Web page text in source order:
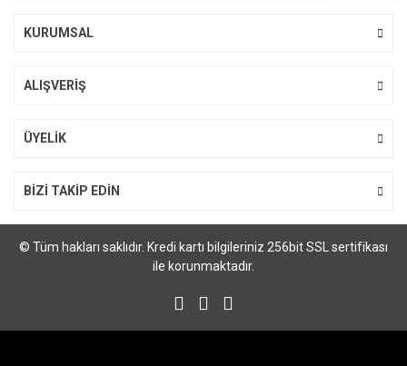
KURUMSAL
ALIŞVERİŞ
ÜYELİK
BİZİ TAKİP EDİN
© Tüm hakları saklıdır. Kredi kartı bilgileriniz 256bit SSL sertifikası
ile korunmaktadır.